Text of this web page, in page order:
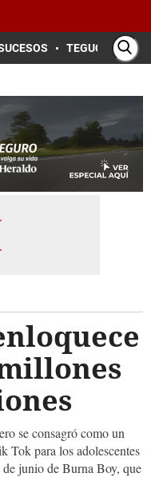
TEGUCIGALPA
se consagró como un
Tok para los adolescentes
junio de Burna Boy, que